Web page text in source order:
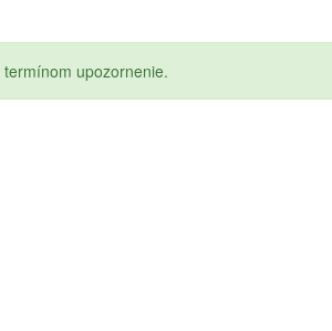
upozornenie.